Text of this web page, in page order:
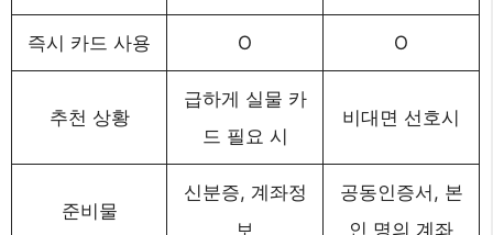
즉시 카드 사용 O O
추천 상황
급하게 실물 카
드 필요 시
비대면 선호시
준비물
신분증, 계좌정
보
공동인증서, 본
인 명의 계좌